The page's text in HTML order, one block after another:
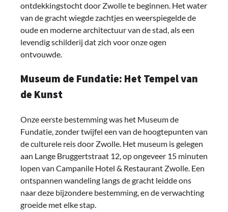
ontdekkingstocht door Zwolle te beginnen. Het water
van de gracht wiegde zachtjes en weerspiegelde de
oude en moderne architectuur van de stad, als een
levendig schilderij dat zich voor onze ogen
ontvouwde.
Museum de Fundatie: Het Tempel van
de Kunst
Onze eerste bestemming was het Museum de
Fundatie, zonder twijfel een van de hoogtepunten van
de culturele reis door Zwolle. Het museum is gelegen
aan Lange Bruggertstraat 12, op ongeveer 15 minuten
lopen van Campanile Hotel & Restaurant Zwolle. Een
ontspannen wandeling langs de gracht leidde ons
naar deze bijzondere bestemming, en de verwachting
groeide met elke stap.